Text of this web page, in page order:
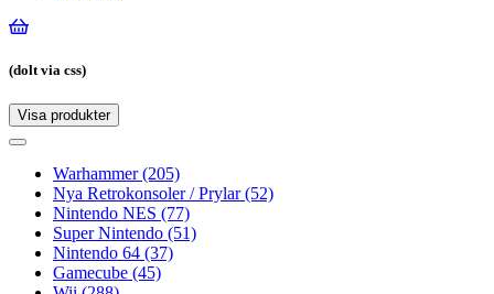
(dolt via css)
Visa produkter
Toggle
Toggle
navigationWarhammer(205)
Nya Retrokonsoler / Prylar(52)
Nintendo NES (77)
Super Nintendo (51)
Nintendo 64 (37)
Gamecube (45)